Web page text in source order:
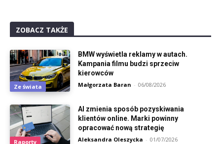
ZOBACZ TAKŻE
Ze świata
BMW wyświetla reklamy w autach.
Kampania filmu budzi sprzeciw
kierowców
Małgorzata Baran - 06/08/2026
Raporty
AI zmienia sposób pozyskiwania
klientów online. Marki powinny
opracować nową strategię
Aleksandra Oleszycka - 01/07/2026